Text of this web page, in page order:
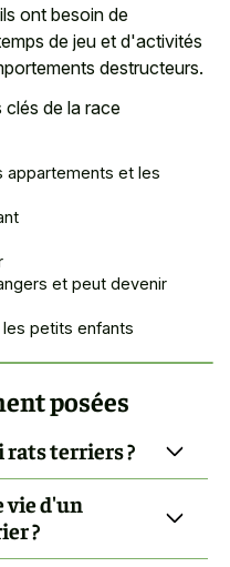
ont besoin de
de jeu et d'activités
destructeurs.
de la race
appartements et les
et peut devenir
petits enfants
posées
terriers ?
vie d'un
?